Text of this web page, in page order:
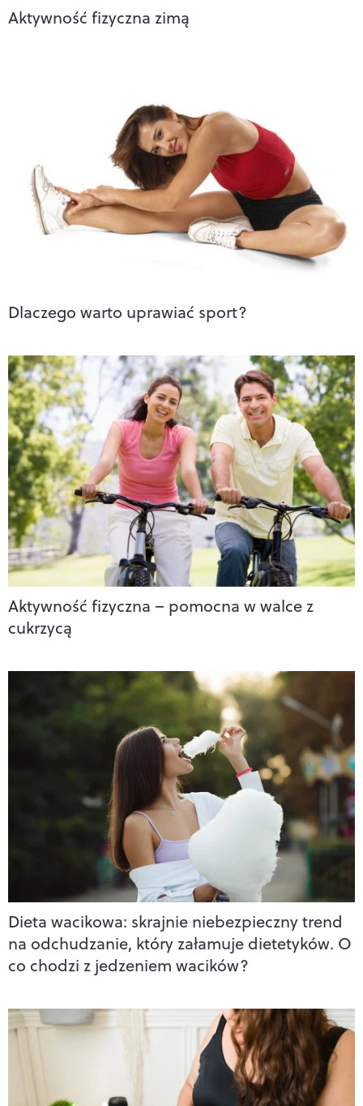
Aktywność fizyczna zimą
Dlaczego warto uprawiać sport?
Aktywność fizyczna – pomocna w walce z
cukrzycą
Dieta wacikowa: skrajnie niebezpieczny trend
na odchudzanie, który załamuje dietetyków. O
co chodzi z jedzeniem wacików?